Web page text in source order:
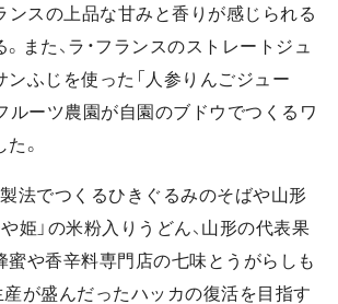
ンスの上品な甘みと香りが感じられる
また、ラ・フランスのストレートジュ
ンふじを使った「人参りんごジュー
ルーツ農園が自園のブドウでつくるワ
。
製法でつくるひきぐるみのそばや山形
姫」の米粉入りうどん、山形の代表果
蜜や香辛料専門店の七味とうがらしも
産が盛んだったハッカの復活を目指す